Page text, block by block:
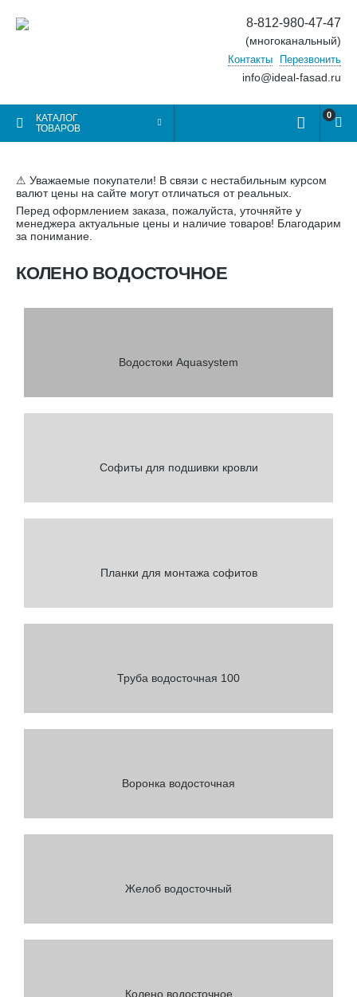
8-812-980-47-47
(многоканальный)
Контакты Перезвонить
info@ideal-fasad.ru
КАТАЛОГ
ТОВАРОВ
0
⚠ Уважаемые покупатели! В связи с нестабильным курсом
валют цены на сайте могут отличаться от реальных.
Перед оформлением заказа, пожалуйста, уточняйте у
менеджера актуальные цены и наличие товаров! Благодарим
за понимание.
КОЛЕНО ВОДОСТОЧНОЕ
Водостоки Aquasystem
Софиты для подшивки кровли
Планки для монтажа софитов
Труба водосточная 100
Воронка водосточная
Желоб водосточный
Колено водосточное